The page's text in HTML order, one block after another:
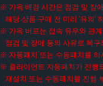
※ 가옥 배경 시간은 점검 및 장
해당 상품 구매 전 미리 '유의'
※ 가옥 버프는 접속 유무와 관
점검 및 장애 등의 사유로 복구
※ 자동패치 또는 수동패치를 하
※ 클라이언트 자동패치가 진행
재설치 또는 수동패치를 진행